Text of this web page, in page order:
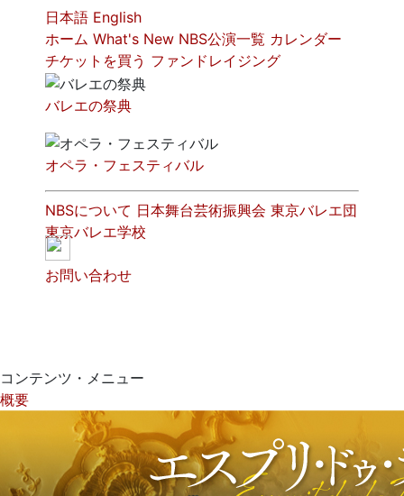
日本語 English
ホーム What's New NBS公演一覧 カレンダー
チケットを買う ファンドレイジング
バレエの祭典
オペラ・フェスティバル
NBSについて 日本舞台芸術振興会 東京バレエ団
東京バレエ学校
お問い合わせ
コンテンツ・メニュー
概要